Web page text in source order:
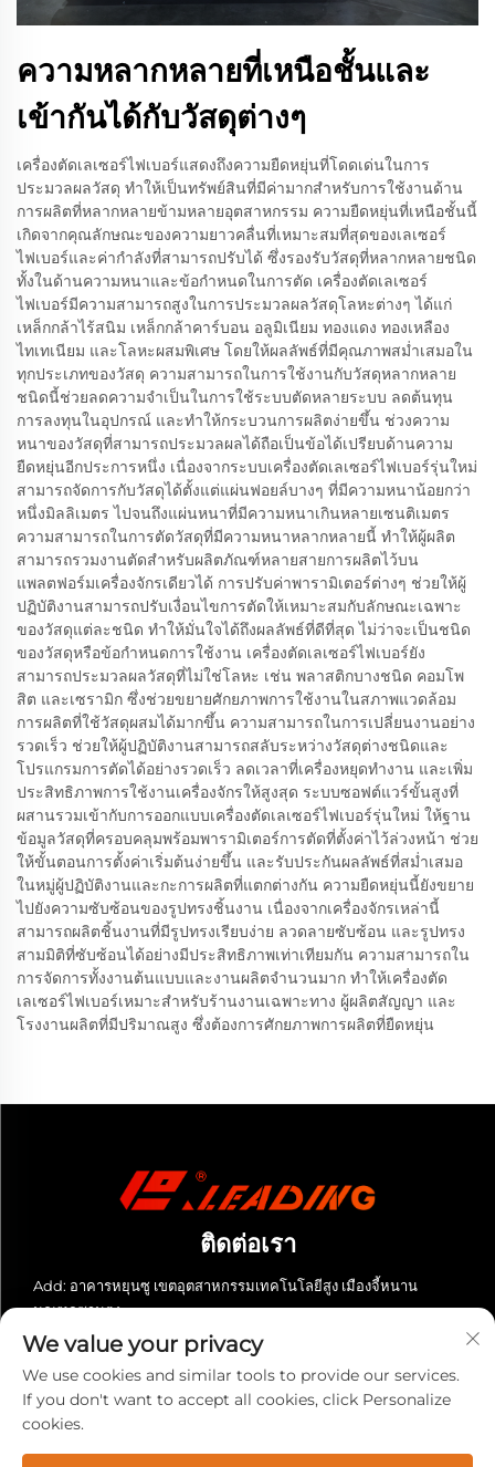
ความหลากหลายที่เหนือชั้นและ
เข้ากันได้กับวัสดุต่างๆ
เครื่องตัดเลเซอร์ไฟเบอร์แสดงถึงความยืดหยุ่นที่โดดเด่นในการ
ประมวลผลวัสดุ ทำให้เป็นทรัพย์สินที่มีค่ามากสำหรับการใช้งานด้าน
การผลิตที่หลากหลายข้ามหลายอุตสาหกรรม ความยืดหยุ่นที่เหนือชั้นนี้
เกิดจากคุณลักษณะของความยาวคลื่นที่เหมาะสมที่สุดของเลเซอร์
ไฟเบอร์และค่ากำลังที่สามารถปรับได้ ซึ่งรองรับวัสดุที่หลากหลายชนิด
ทั้งในด้านความหนาและข้อกำหนดในการตัด เครื่องตัดเลเซอร์
ไฟเบอร์มีความสามารถสูงในการประมวลผลวัสดุโลหะต่างๆ ได้แก่
เหล็กกล้าไร้สนิม เหล็กกล้าคาร์บอน อลูมิเนียม ทองแดง ทองเหลือง
ไทเทเนียม และโลหะผสมพิเศษ โดยให้ผลลัพธ์ที่มีคุณภาพสม่ำเสมอใน
ทุกประเภทของวัสดุ ความสามารถในการใช้งานกับวัสดุหลากหลาย
ชนิดนี้ช่วยลดความจำเป็นในการใช้ระบบตัดหลายระบบ ลดต้นทุน
การลงทุนในอุปกรณ์ และทำให้กระบวนการผลิตง่ายขึ้น ช่วงความ
หนาของวัสดุที่สามารถประมวลผลได้ถือเป็นข้อได้เปรียบด้านความ
ยืดหยุ่นอีกประการหนึ่ง เนื่องจากระบบเครื่องตัดเลเซอร์ไฟเบอร์รุ่นใหม่
สามารถจัดการกับวัสดุได้ตั้งแต่แผ่นฟอยล์บางๆ ที่มีความหนาน้อยกว่า
หนึ่งมิลลิเมตร ไปจนถึงแผ่นหนาที่มีความหนาเกินหลายเซนติเมตร
ความสามารถในการตัดวัสดุที่มีความหนาหลากหลายนี้ ทำให้ผู้ผลิต
สามารถรวมงานตัดสำหรับผลิตภัณฑ์หลายสายการผลิตไว้บน
แพลตฟอร์มเครื่องจักรเดียวได้ การปรับค่าพารามิเตอร์ต่างๆ ช่วยให้ผู้
ปฏิบัติงานสามารถปรับเงื่อนไขการตัดให้เหมาะสมกับลักษณะเฉพาะ
ของวัสดุแต่ละชนิด ทำให้มั่นใจได้ถึงผลลัพธ์ที่ดีที่สุด ไม่ว่าจะเป็นชนิด
ของวัสดุหรือข้อกำหนดการใช้งาน เครื่องตัดเลเซอร์ไฟเบอร์ยัง
สามารถประมวลผลวัสดุที่ไม่ใช่โลหะ เช่น พลาสติกบางชนิด คอมโพ
สิต และเซรามิก ซึ่งช่วยขยายศักยภาพการใช้งานในสภาพแวดล้อม
การผลิตที่ใช้วัสดุผสมได้มากขึ้น ความสามารถในการเปลี่ยนงานอย่าง
รวดเร็ว ช่วยให้ผู้ปฏิบัติงานสามารถสลับระหว่างวัสดุต่างชนิดและ
โปรแกรมการตัดได้อย่างรวดเร็ว ลดเวลาที่เครื่องหยุดทำงาน และเพิ่ม
ประสิทธิภาพการใช้งานเครื่องจักรให้สูงสุด ระบบซอฟต์แวร์ขั้นสูงที่
ผสานรวมเข้ากับการออกแบบเครื่องตัดเลเซอร์ไฟเบอร์รุ่นใหม่ ให้ฐาน
ข้อมูลวัสดุที่ครอบคลุมพร้อมพารามิเตอร์การตัดที่ตั้งค่าไว้ล่วงหน้า ช่วย
ให้ขั้นตอนการตั้งค่าเริ่มต้นง่ายขึ้น และรับประกันผลลัพธ์ที่สม่ำเสมอ
ในหมู่ผู้ปฏิบัติงานและกะการผลิตที่แตกต่างกัน ความยืดหยุ่นนี้ยังขยาย
ไปยังความซับซ้อนของรูปทรงชิ้นงาน เนื่องจากเครื่องจักรเหล่านี้
สามารถผลิตชิ้นงานที่มีรูปทรงเรียบง่าย ลวดลายซับซ้อน และรูปทรง
สามมิติที่ซับซ้อนได้อย่างมีประสิทธิภาพเท่าเทียมกัน ความสามารถใน
การจัดการทั้งงานต้นแบบและงานผลิตจำนวนมาก ทำให้เครื่องตัด
เลเซอร์ไฟเบอร์เหมาะสำหรับร้านงานเฉพาะทาง ผู้ผลิตสัญญา และ
โรงงานผลิตที่มีปริมาณสูง ซึ่งต้องการศักยภาพการผลิตที่ยืดหยุ่น
ติดต่อเรา
Add: อาคารหยุนซู เขตอุตสาหกรรมเทคโนโลยีสูง เมืองจี้หนาน
มณฑลซานตง
โทรศัพท์: +86-13280023931
อีเมล:[email protected]
สงวนลิขสิทธิ์ © 2025 บริษัท เลดดิ้ง (ซานตง) อุปกรณ์ซีเอ็นซี จำกัด สงวน
We value your privacy
We use cookies and similar tools to provide our services.
If you don't want to accept all cookies, click Personalize
cookies.